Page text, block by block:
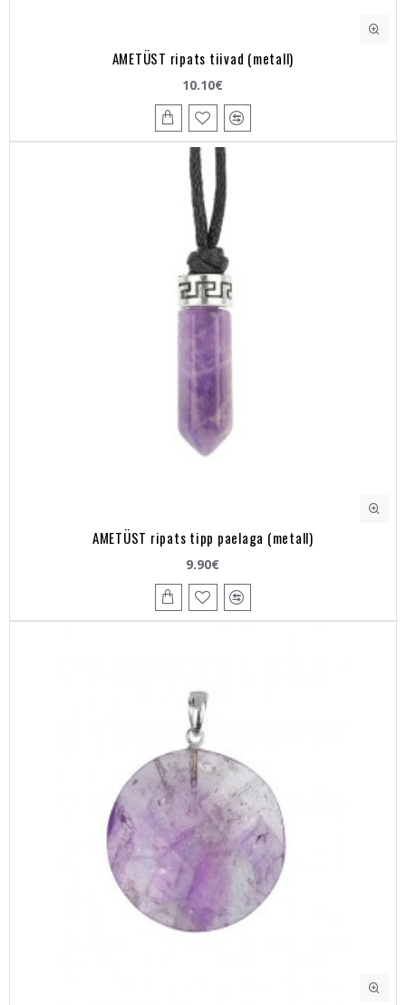
AMETÜST ripats tiivad (metall)
10.10€
AMETÜST ripats tipp paelaga (metall)
9.90€